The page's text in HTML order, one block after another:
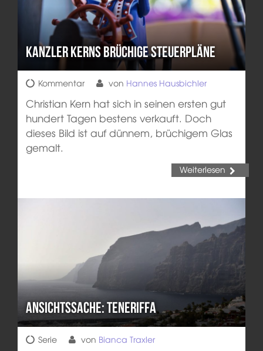
Kanzler Kerns brüchige Steuerpläne
Kommentar von Hannes Hausbichler
Christian Kern hat sich in seinen ersten gut
hundert Tagen bestens verkauft. Doch
dieses Bild ist auf dünnem, brüchigem Glas
gemalt.
Weiterlesen
Ansichtssache: Teneriffa
Serie von Bianca Traxler